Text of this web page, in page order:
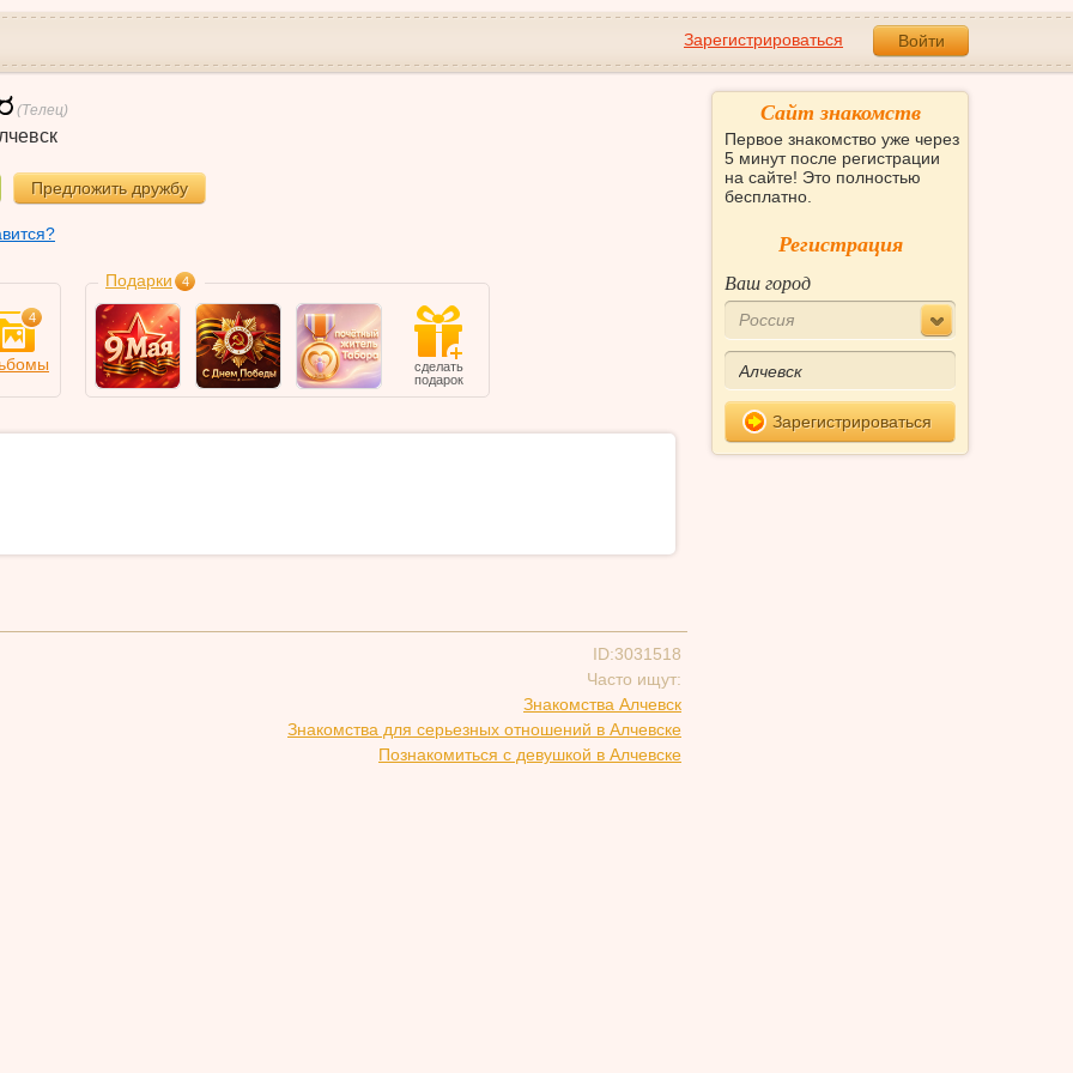
Зарегистрироваться Войти
(Телец)
Предложить дружбу
4
Подарки 4
сделать
подарок
ID:3031518
Часто ищут:
Знакомства Алчевск
Знакомства для серьезных отношений в Алчевске
Познакомиться с девушкой в Алчевске
Сайт знакомств
Первое знакомство уже через
5 минут после регистрации
на сайте! Это полностью
бесплатно.
Регистрация
Ваш город
Россия
Зарегистрироваться